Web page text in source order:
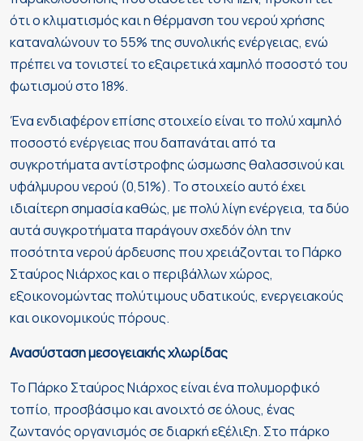
ότι ο κλιματισμός και η θέρμανση του νερού χρήσης
καταναλώνουν το 55% της συνολικής ενέργειας, ενώ
πρέπει να τονιστεί το εξαιρετικά χαμηλό ποσοστό του
φωτισμού στο 18%.
Ένα ενδιαφέρον επίσης στοιχείο είναι το πολύ χαμηλό
ποσοστό ενέργειας που δαπανάται από τα
συγκροτήματα αντίστροφης ώσμωσης θαλασσινού και
υφάλμυρου νερού (0,51%). Το στοιχείο αυτό έχει
ιδιαίτερη σημασία καθώς, με πολύ λίγη ενέργεια, τα δύο
αυτά συγκροτήματα παράγουν σχεδόν όλη την
ποσότητα νερού άρδευσης που χρειάζονται το Πάρκο
Σταύρος Νιάρχος και ο περιβάλλων χώρος,
εξοικονομώντας πολύτιμους υδατικούς, ενεργειακούς
και οικονομικούς πόρους.
Ανασύσταση μεσογειακής χλωρίδας
Το Πάρκο Σταύρος Νιάρχος είναι ένα πολυμορφικό
τοπίο, προσβάσιμο και ανοιχτό σε όλους, ένας
ζωντανός οργανισμός σε διαρκή εξέλιξη. Στο πάρκο